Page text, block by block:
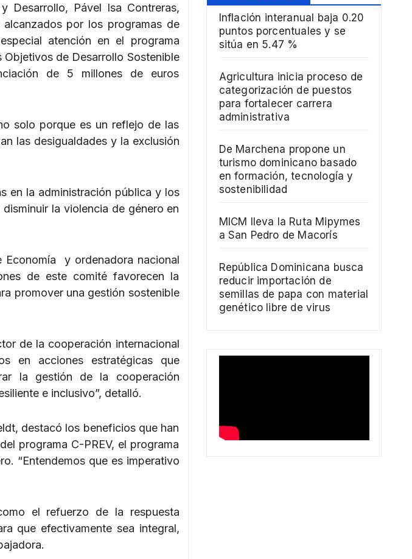
Desarrollo, Pável Isa Contreras,
por los programas de
atención en el programa
Objetivos de Desarrollo Sostenible
de 5 millones de euros
solo porque es un reflejo de las
las desigualdades y la exclusión
en la administración pública y los
la violencia de género en
Economía y ordenadora nacional
de este comité favorecen la
promover una gestión sostenible
de la cooperación internacional
en acciones estratégicas que
la gestión de la cooperación
e inclusivo”, detalló.
destacó los beneficios que han
programa C-PREV, el programa
“Entendemos que es imperativo
el refuerzo de la respuesta
que efectivamente sea integral,
Inflación interanual baja 0.20
puntos porcentuales y se
sitúa en 5.47 %
Agricultura inicia proceso de
categorización de puestos
para fortalecer carrera
administrativa
De Marchena propone un
turismo dominicano basado
en formación, tecnología y
sostenibilidad
MICM lleva la Ruta Mipymes
a San Pedro de Macorís
República Dominicana busca
reducir importación de
semillas de papa con material
genético libre de virus